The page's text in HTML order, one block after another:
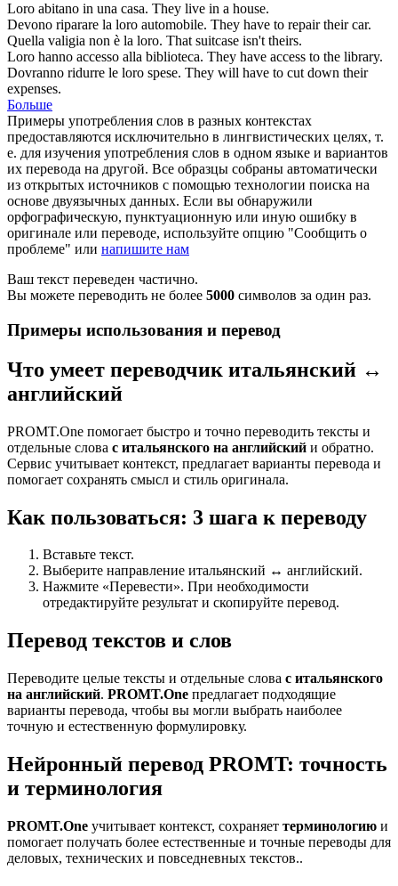
Loro abitano in una casa. They live in a house.
Devono riparare la loro automobile. They have to repairtheircar.
Quella valigia non è la loro. That suitcase isn't theirs.
Loro hanno accesso alla biblioteca. They have access to the library.
Dovranno ridurre le loro spese. They will have to cut down their
expenses.
Больше
Примеры употребления слов в разных контекстах
предоставляются исключительно в лингвистических целях, т.
е. для изучения употребления слов в одном языке и вариантов
их перевода на другой. Все образцы собраны автоматически
из открытых источников с помощью технологии поиска на
основе двуязычных данных. Если вы обнаружили
орфографическую, пунктуационную или иную ошибку в
оригинале или переводе, используйте опцию "Сообщить о
проблеме" или напишите нам
Ваш текст переведен частично.
Вы можете переводить не более 5000 символов за один раз.
Примеры использования и перевод
Что умеет переводчик итальянский ↔
английский
PROMT.One помогает быстро и точно переводить тексты и
отдельные слова с итальянского на английский и обратно.
Сервис учитывает контекст, предлагает варианты перевода и
помогает сохранять смысл и стиль оригинала.
Как пользоваться: 3 шага к переводу
Вставьте текст.
Выберите направление итальянский ↔ английский.
Нажмите «Перевести». При необходимости
отредактируйте результат и скопируйте перевод.
Перевод текстов и слов
Переводите целые тексты и отдельные слова с итальянского
на английский. PROMT.One предлагает подходящие
варианты перевода, чтобы вы могли выбрать наиболее
точную и естественную формулировку.
Нейронный перевод PROMT: точность
и терминология
PROMT.One учитывает контекст, сохраняет терминологию и
помогает получать более естественные и точные переводы для
деловых, технических и повседневных текстов..